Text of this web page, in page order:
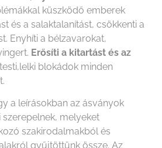
küszködő emberek
és a salaktalanítást, csökkenti a
Enyhíti a bélzavarokat,
Erősíti a kitartást és az
blokádok minden
a leírásokban az ásványok
melyeket
szakirodalmakból és
gyűjtöttünk össze. Az